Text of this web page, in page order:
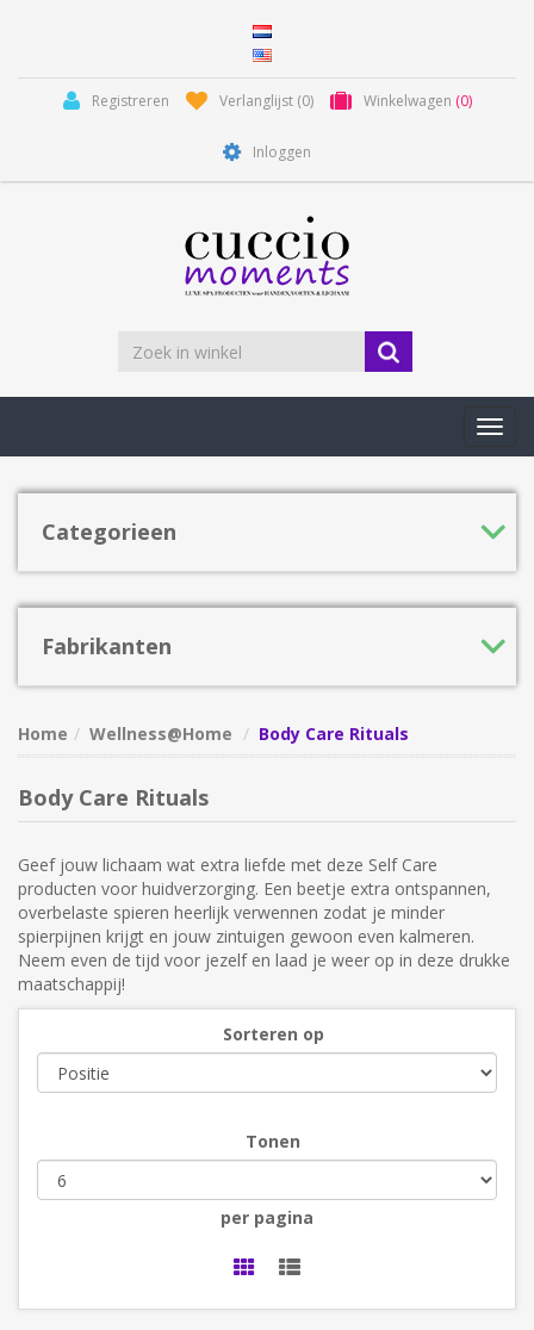
Registreren Verlanglijst (0) Winkelwagen (0)
Inloggen
Categorieen
Fabrikanten
Home Wellness@Home Body Care Rituals
Body Care Rituals
Geef jouw lichaam wat extra liefde met deze Self Care
producten voor huidverzorging. Een beetje extra ontspannen,
overbelaste spieren heerlijk verwennen zodat je minder
spierpijnen krijgt en jouw zintuigen gewoon even kalmeren.
Neem even de tijd voor jezelf en laad je weer op in deze drukke
maatschappij!
Sorteren op
Tonen
per pagina